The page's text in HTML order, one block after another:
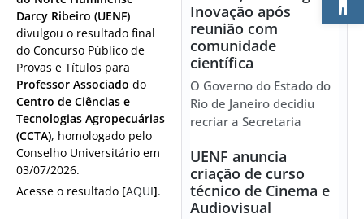
Darcy Ribeiro (UENF)
divulgou o resultado final
do Concurso Público de
Provas e Títulos para
Professor Associado do
Centro de Ciências e
Tecnologias Agropecuárias
(CCTA), homologado pelo
Conselho Universitário em
03/07/2026.
Acesse o resultado [AQUI].
Inovação após
reunião com
comunidade
científica
O Governo do Estado do
Rio de Janeiro decidiu
recriar a Secretaria
UENF anuncia
criação de curso
técnico de Cinema e
Audiovisual